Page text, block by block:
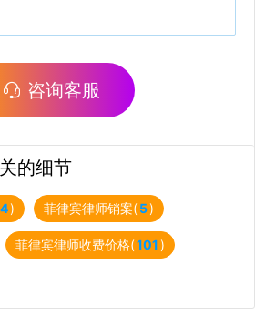
咨询客服
的细节
) 菲律宾律师销案(5)
菲律宾律师收费价格(101)